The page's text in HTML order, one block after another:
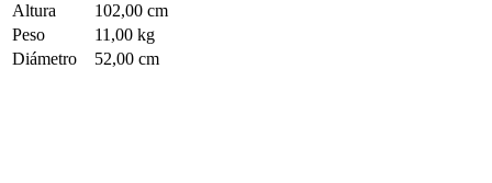
Altura
102,00 cm
Peso
11,00 kg
Diámetro
52,00 cm